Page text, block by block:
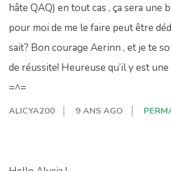
hâte QAQ) en tout cas , ça sera une
pour moi de me le faire peut être
sait? Bon courage Aerinn , et je te
de réussite! Heureuse qu’il y est
=^=
ALICYA200 9 ANS AGO